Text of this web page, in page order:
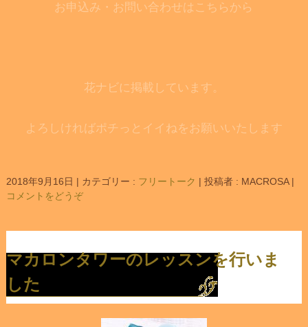
お申込み・お問い合わせはこちらから
花ナビに掲載しています。
よろしければポチっとイイねをお願いいたします
2018年9月16日 | カテゴリー : フリートーク | 投稿者 : MACROSA |
コメントをどうぞ
マカロンタワーのレッスンを行いま
した